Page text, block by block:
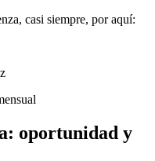
casi siempre, por aquí:
oportunidad y